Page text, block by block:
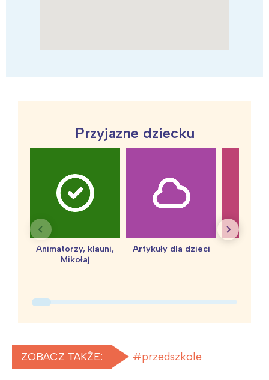
Przyjazne dziecku
Animatorzy, klauni,
Mikołaj
Artykuły dla dzieci
ZOBACZ TAKŻE: przedszkole